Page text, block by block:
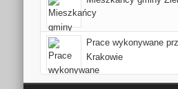
Prace wykonywane
Krakowie